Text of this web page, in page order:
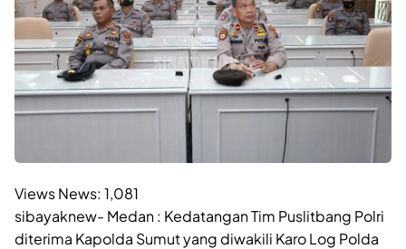
Views News: 1,081
sibayaknew- Medan : Kedatangan Tim Puslitbang Polri
diterima Kapolda Sumut yang diwakili Karo Log Polda